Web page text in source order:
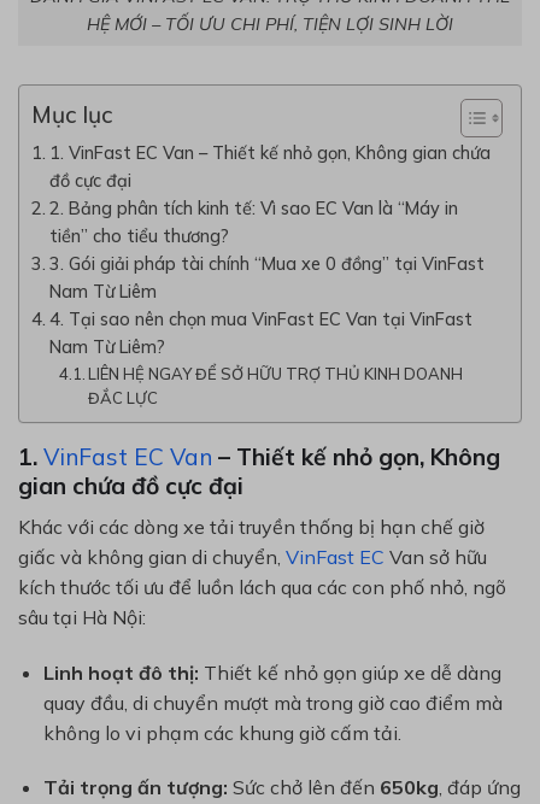
HỆ MỚI – TỐI ƯU CHI PHÍ, TIỆN LỢI SINH LỜI
Mục lục
1. VinFast EC Van – Thiết kế nhỏ gọn, Không gian chứa
đồ cực đại
2. Bảng phân tích kinh tế: Vì sao EC Van là “Máy in
tiền” cho tiểu thương?
3. Gói giải pháp tài chính “Mua xe 0 đồng” tại VinFast
Nam Từ Liêm
4. Tại sao nên chọn mua VinFast EC Van tại VinFast
Nam Từ Liêm?
LIÊN HỆ NGAY ĐỂ SỞ HỮU TRỢ THỦ KINH DOANH
ĐẮC LỰC
1. VinFast EC Van – Thiết kế nhỏ gọn, Không
gian chứa đồ cực đại
Khác với các dòng xe tải truyền thống bị hạn chế giờ
giấc và không gian di chuyển, VinFast EC Van sở hữu
kích thước tối ưu để luồn lách qua các con phố nhỏ, ngõ
sâu tại Hà Nội:
Linh hoạt đô thị: Thiết kế nhỏ gọn giúp xe dễ dàng
quay đầu, di chuyển mượt mà trong giờ cao điểm mà
không lo vi phạm các khung giờ cấm tải.
Tải trọng ấn tượng: Sức chở lên đến 650kg, đáp ứng